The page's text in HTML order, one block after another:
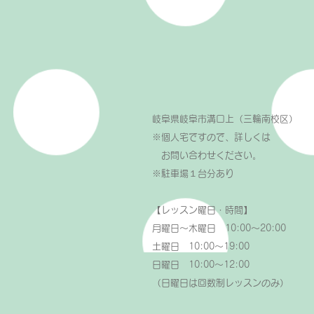
岐阜県岐阜市溝口上（三輪南校区）
※個人宅ですので、詳しくは
お問い合わせください。
​※駐車場１台分あり
【レッスン曜日・時間】
月曜日～木曜日 10:00～20:00
土曜日 10:00～19:00
日曜日 10:00～12:00
（日曜日は回数制レッスンのみ）